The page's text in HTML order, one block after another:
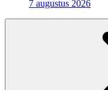
7 augustus 2026